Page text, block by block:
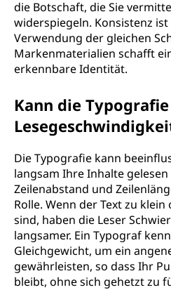
die Botschaft, die Sie
widerspiegeln. Konsistenz
Verwendung der gleichen
Markenmaterialien schafft
erkennbare Identität.
Kann die
Die Typografie kann
langsam Ihre Inhalte
Zeilenabstand und
Rolle. Wenn der Text zu
sind, haben die Leser
langsamer. Ein Typograf
Gleichgewicht, um ein
gewährleisten, so dass Ihr
bleibt, ohne sich gehetzt zu